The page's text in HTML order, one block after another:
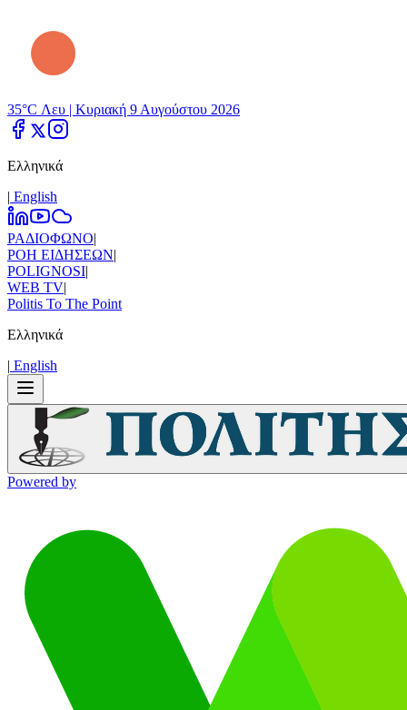
35°C Λευ | Κυριακή 9 Αυγούστου 2026
Ελληνικά
| Εnglish
ΡΑΔΙΟΦΩΝΟ|
ΡΟΗ ΕΙΔΗΣΕΩΝ|
POLIGNOSI|
WEB TV|
Politis To The Point
Ελληνικά
| Εnglish
Powered by